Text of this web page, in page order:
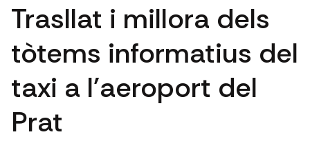
Trasllat i millora dels
tòtems informatius del
taxi a l'aeroport del
Prat